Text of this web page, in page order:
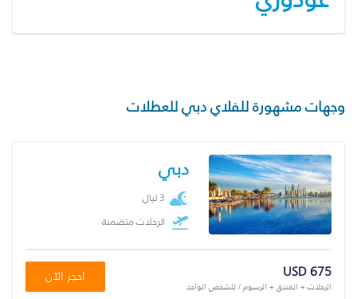
وجهات مشهورة للفلاي دبي للعطلات
دبي
3 ليال
الرحلات متضمنة
USD 675
الرحلات + الفندق + الرسوم / للشخص الواحد
احجز الآن